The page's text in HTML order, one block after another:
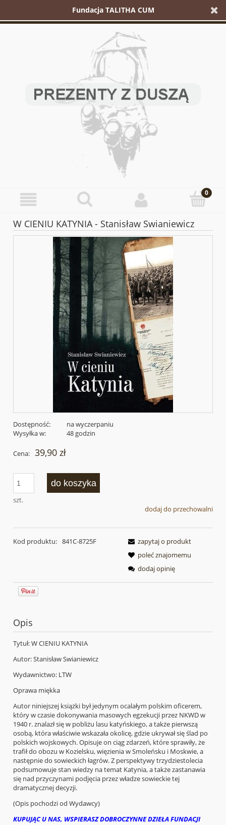
Fundacja TALITHA CUM
W CIENIU KATYNIA - Stanisław Swianiewicz
Dostępność:
na wyczerpaniu
Wysyłka w:
48 godzin
Cena: 39,90 zł
szt.
do koszyka
dodaj do przechowalni
Kod produktu: 841C-8725F
zapytaj o produkt
poleć znajomemu
dodaj opinię
Opis
Tytuł: W CIENIU KATYNIA
Autor: Stanisław Swianiewicz
Wydawnictwo: LTW
Oprawa miękka
Autor niniejszej książki był jedynym ocalałym polskim oficerem,
który w czasie dokonywania masowych egzekucji przez NKWD w
1940 r. znalazł się w pobliżu lasu katyńskiego, a także pierwszą
osobą, która właściwie wskazała okolicę, gdzie ukrywał się ślad po
polskich wojskowych. Opisuje on ciąg zdarzeń, które sprawiły, że
trafił do obozu w Kozielsku, więzienia w Smoleńsku i Moskwie, a
następnie do sowieckich łagrów. Z perspektywy trzydziestolecia
podsumowuje stan wiedzy na temat Katynia, a także zastanawia
się nad przyczynami podjęcia przez władze sowieckie tej
dramatycznej decyzji.
(Opis pochodzi od Wydawcy)
KUPUJĄC U NAS, WSPIERASZ DOBROCZYNNE DZIEŁA FUNDACJI